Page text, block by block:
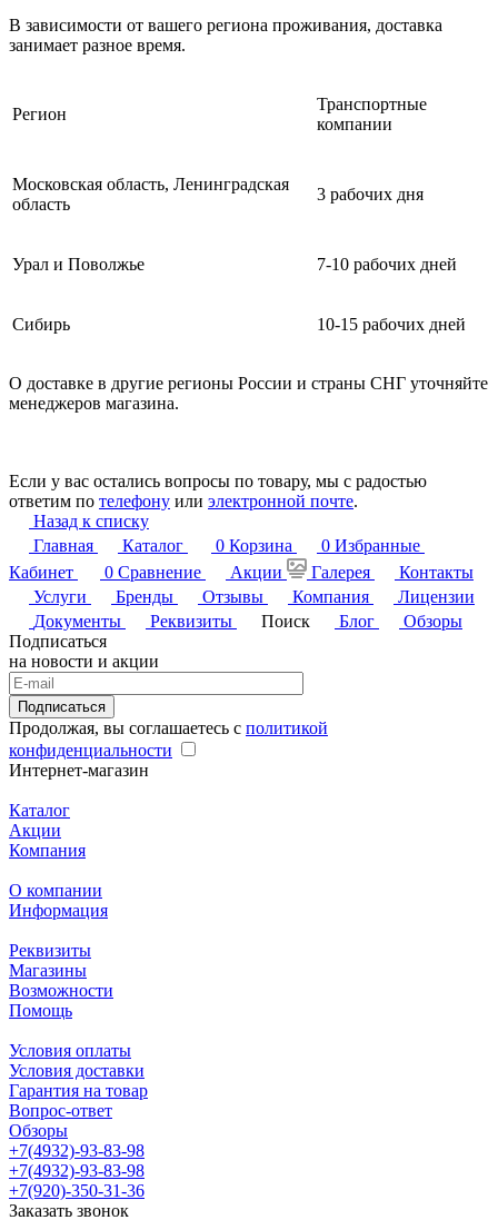
В зависимости от вашего региона проживания, доставка
занимает разное время.
Регион
Транспортные
компании
Московская область, Ленинградская
область
3 рабочих дня
Урал и Поволжье 7-10 рабочих дней
Сибирь 10-15 рабочих дней
О доставке в другие регионы России и страны СНГ уточняйте
менеджеров магазина.
Если у вас остались вопросы по товару, мы с радостью
ответим по телефону или электронной почте.
Назад к списку
Главная
Каталог 0 Корзина 0 Избранные
Кабинет
0 Сравнение Акции Галерея
Контакты
Услуги
Бренды Отзывы Компания
Лицензии
Документы
Реквизиты Поиск Блог
Обзоры
Подписаться
на новости и акции
Подписаться
Продолжая, вы соглашаетесь с политикой
конфиденциальности
Интернет-магазин
Каталог
Акции
Компания
О компании
Информация
Реквизиты
Магазины
Возможности
Помощь
Условия оплаты
Условия доставки
Гарантия на товар
Вопрос-ответ
Обзоры
+7(4932)-93-83-98
+7(4932)-93-83-98
+7(920)-350-31-36
Заказать звонок